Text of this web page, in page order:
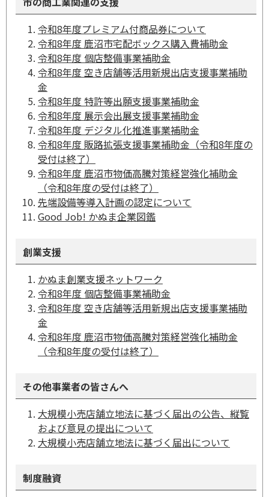
令和8年度プレミアム付商品券について
令和8年度 鹿沼市宅配ボックス購入費補助金
令和8年度 個店整備事業補助金
令和8年度 空き店舗等活用新規出店支援事業補助
金
令和8年度 特許等出願支援事業補助金
令和8年度 展示会出展支援事業補助金
令和8年度 デジタル化推進事業補助金
令和8年度 販路拡張支援事業補助金（令和8年度の
受付は終了）
令和8年度 鹿沼市物価高騰対策経営強化補助金
（令和8年度の受付は終了）
先端設備等導入計画の認定について
Good Job! かぬま企業図鑑
創業支援
かぬま創業支援ネットワーク
令和8年度 個店整備事業補助金
令和8年度 空き店舗等活用新規出店支援事業補助
金
令和8年度 鹿沼市物価高騰対策経営強化補助金
（令和8年度の受付は終了）
その他事業者の皆さんへ
大規模小売店舗立地法に基づく届出の公告、縦覧
および意見の提出について
大規模小売店舗立地法に基づく届出について
制度融資